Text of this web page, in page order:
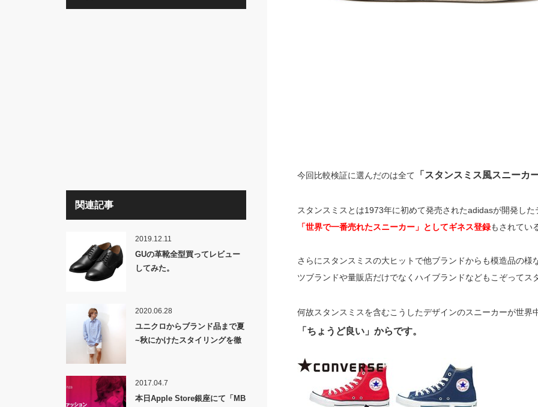
今回比較検証に選んだのは全て 「スタンスミス風スニーカ
スタンスミスとは1973年に初めて発売されたadidasが開発し
「世界で一番売れたスニーカー」としてギネス登録もされてい
さらにスタンスミスの大ヒットで他ブランドからも模造品の
ツブランドや量販店だけでなくハイブランドなどもこぞってス
何故スタンスミスを含むこうしたデザインのスニーカーが世界
「ちょうど良い」からです。
関連記事
2019.12.11
GUの革靴全型買ってレビュー
してみた。
2020.06.28
ユニクロからブランド品まで夏
~秋にかけたスタイリングを徹
2017.04.7
本日Apple Store銀座にて「MB